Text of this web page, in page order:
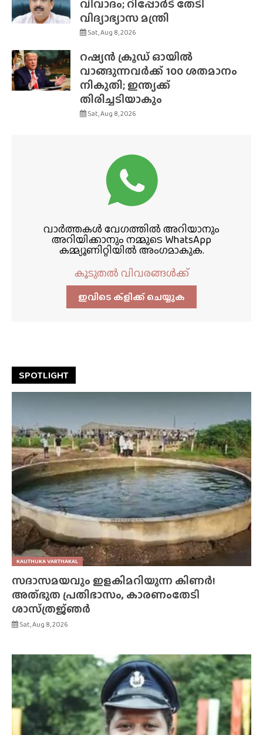
വിവാദം; റിപ്പോർട് തേടി
വിദ്യാഭ്യാസ മന്ത്രി
Sat, Aug 8, 2026
റഷ്യൻ ക്രൂഡ് ഓയിൽ
വാങ്ങുന്നവർക്ക് 100 ശതമാനം
നികുതി; ഇന്ത്യക്ക്
തിരിച്ചടിയാകും
Sat, Aug 8, 2026
വാർത്തകൾ വേഗത്തിൽ അറിയാനും
അറിയിക്കാനും നമ്മുടെ WhatsApp
കമ്മ്യൂണിറ്റിയിൽ അംഗമാകുക.
കൂടുതൽ വിവരങ്ങൾക്ക്
ഇവിടെ ക്ളിക്ക്‌ ചെയ്യുക
SPOTLIGHT
KAUTHUKA VARTHAKAL
സദാസമയവും ഇളകിമറിയുന്ന കിണർ!
അത്‌ഭുത പ്രതിഭാസം, കാരണംതേടി
ശാസ്‌ത്രജ്‌ഞർ
Sat, Aug 8, 2026